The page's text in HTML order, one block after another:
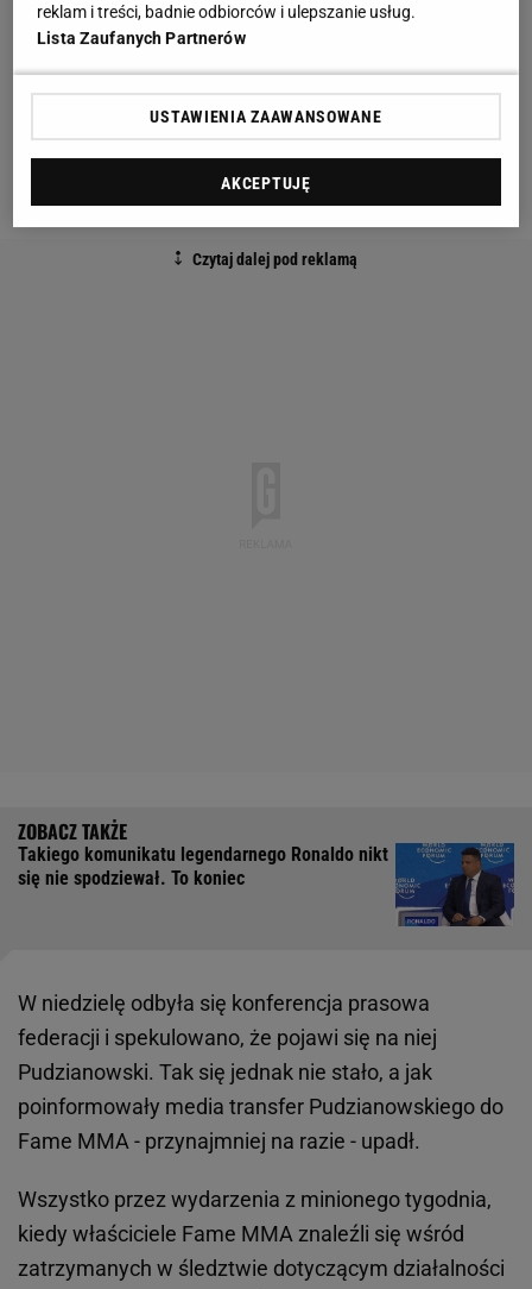
I jeszcze kilka dni temu wydawało się, że 48-latek
nie wystąpi na gali KSW, a podpisze umowę z Fame
. Pudzianowski od dawna łączony był bowiem
z walką dwóch na jednego, a jego rywalami mieli być
Natan Marcoń oraz Adrian Cios.
Takiego komunikatu legendarnego Ronaldo nikt
się nie spodziewał. To koniec
W niedzielę odbyła się konferencja prasowa
federacji i spekulowano, że pojawi się na niej
Pudzianowski. Tak się jednak nie stało, a jak
poinformowały media transfer Pudzianowskiego do
Fame MMA - przynajmniej na razie - upadł.
Wszystko przez wydarzenia z minionego tygodnia,
kiedy właściciele Fame MMA znaleźli się wśród
zatrzymanych w śledztwie dotyczącym działalności
reklam i treści, badnie odbiorców i ulepszanie usług.
Lista Zaufanych Partnerów
USTAWIENIA ZAAWANSOWANE
AKCEPTUJĘ